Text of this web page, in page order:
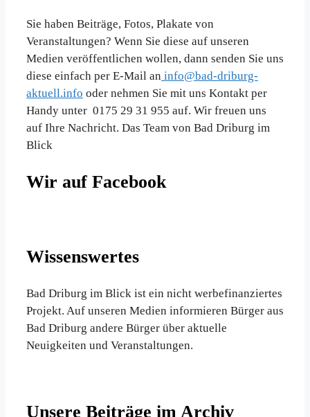
Sie haben Beiträge, Fotos, Plakate von
Veranstaltungen? Wenn Sie diese auf unseren
Medien veröffentlichen wollen, dann senden Sie uns
diese einfach per E-Mail an info@bad-driburg-
aktuell.info oder nehmen Sie mit uns Kontakt per
Handy unter 0175 29 31 955 auf. Wir freuen uns
auf Ihre Nachricht. Das Team von Bad Driburg im
Blick
Wir auf Facebook
Wissenswertes
Bad Driburg im Blick ist ein nicht werbefinanziertes
Projekt. Auf unseren Medien informieren Bürger aus
Bad Driburg andere Bürger über aktuelle
Neuigkeiten und Veranstaltungen.
Unsere Beiträge im Archiv